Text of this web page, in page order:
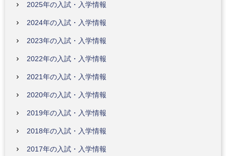
2025年の入試・入学情報
2024年の入試・入学情報
2023年の入試・入学情報
2022年の入試・入学情報
2021年の入試・入学情報
2020年の入試・入学情報
2019年の入試・入学情報
2018年の入試・入学情報
2017年の入試・入学情報